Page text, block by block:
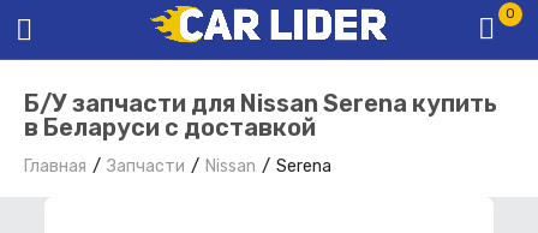
0
Б/У запчасти для Nissan Serena купить
в Беларуси с доставкой
Главная Запчасти Nissan Serena